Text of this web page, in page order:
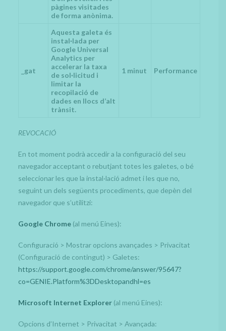
pàgines visitades
de forma anònima.
_gat
Aquesta galeta és
instal·lada per
Google Universal
Analytics per
accelerar la taxa
de sol·licitud i
limitar la
recopilació de
dades en llocs d’alt
trànsit.
1 minut Performance
REVOCACIÓ
En tot moment podrà accedir a la configuració del seu
navegador acceptant o rebutjant totes les galetes, o bé
seleccionar les que la instal·lació admet i les que no,
seguint un dels següents procediments, que depèn del
navegador que s’utilitzi:
Google Chrome (al menú Eines):
Configuració > Mostrar opcions avançades > Privacitat
(Configuració de contingut) > Galetes:
https://support.google.com/chrome/answer/95647?
co=GENIE.Platform%3DDesktopandhl=es
Microsoft Internet Explorer (al menú Eines):
Opcions d’Internet > Privacitat > Avançada: